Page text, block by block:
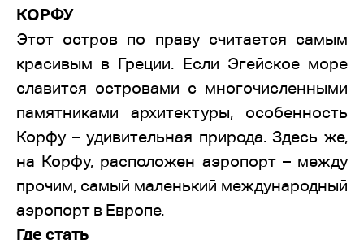
КОРФУ
Этот остров по праву считается самым
красивым в Греции. Если Эгейское море
славится островами с многочисленными
памятниками архитектуры, особенность
Корфу – удивительная природа. Здесь же,
на Корфу, расположен аэропорт – между
прочим, самый маленький международный
аэропорт в Европе.
Где стать